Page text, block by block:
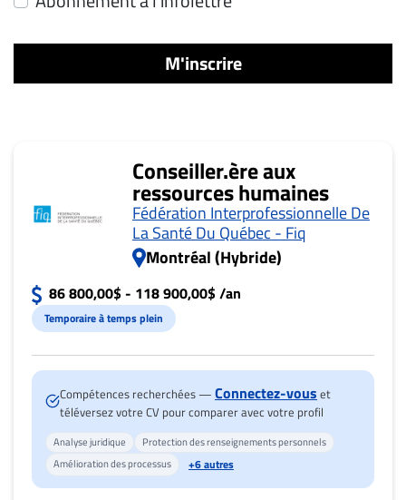
Publier
emploi
TROUVEZ-
NOUS
Nous
joindre
À
propos
Infolettre
S’abonner
FAQ
Politique de
confidentialité
M'inscrire
Conseiller.ère aux
ressources humaines
Fédération Interprofessionnelle De
La Santé Du Québec - Fiq
Montréal (Hybride)
86 800,00$ - 118 900,00$ /an
Temporaire à temps plein
Compétences recherchées — Connectez-vous et
téléversez votre CV pour comparer avec votre profil
Analyse juridique
Protection des renseignements personnels
Amélioration des processus
+6 autres